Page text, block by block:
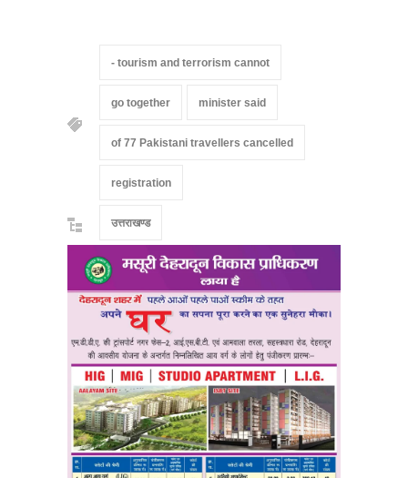
- tourism and terrorism cannot
go together minister said
of 77 Pakistani travellers cancelled
registration
उत्तराखण्ड